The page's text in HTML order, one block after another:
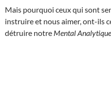
Mais pourquoi ceux qui sont
instruire et nous aimer, ont-ils
détruire notre Mental